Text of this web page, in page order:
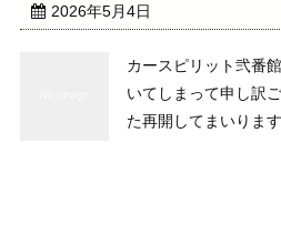
2026年5月4日
カースピリット弐番
いてしまって申し訳
た再開してまいりま